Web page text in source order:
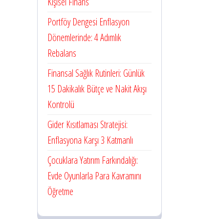
Portföy Dengesi Enflasyon
Dönemlerinde: 4 Adımlık
Rebalans
Finansal Sağlık Rutinleri: Günlük
15 Dakikalık Bütçe ve Nakit Akışı
Kontrolü
Gider Kısıtlaması Stratejisi:
Enflasyona Karşı 3 Katmanlı
Çocuklara Yatırım Farkındalığı:
Evde Oyunlarla Para Kavramını
Öğretme